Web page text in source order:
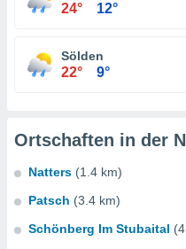
24° 12°
Sölden
22° 9°
Ortschaften in der
Natters (1.4 km)
Patsch (3.4 km)
Schönberg Im Stubaital